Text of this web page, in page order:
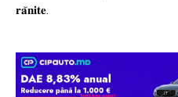
𝐫𝐚̆𝐧𝐢𝐭𝐞.